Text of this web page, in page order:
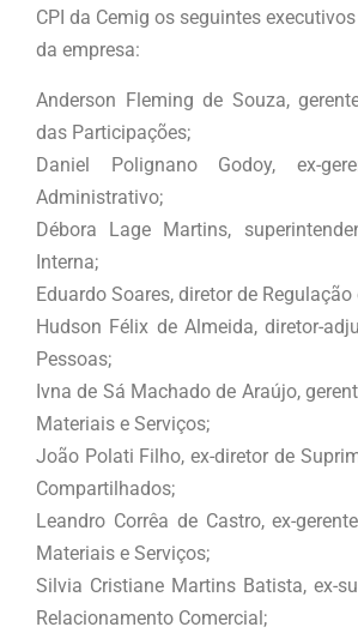
CPI da Cemig os seguintes
da empresa:
Anderson Fleming de Souza,
das Participações;
Daniel Polignano Godoy, ex-
Administrativo;
Débora Lage Martins,
Interna;
Eduardo Soares, diretor de
Hudson Félix de Almeida, diretor-
Pessoas;
Ivna de Sá Machado de Araújo,
Materiais e Serviços;
João Polati Filho, ex-diretor de
Compartilhados;
Leandro Corrêa de Castro, ex-
Materiais e Serviços;
Silvia Cristiane Martins Batista, ex-
Relacionamento Comercial;